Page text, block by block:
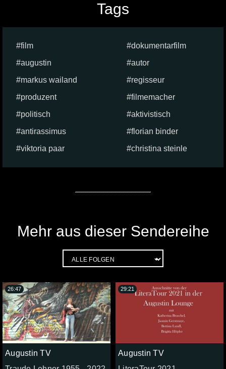
Tags
film
dokumentarfilm
augustin
autor
markus wailand
regisseur
produzent
filmemacher
politisch
aktivistisch
antirassimus
florian binder
viktoria paar
christina steinle
Mehr aus dieser Sendereihe
Augustin TV
26:47
Augustin TV
29:21